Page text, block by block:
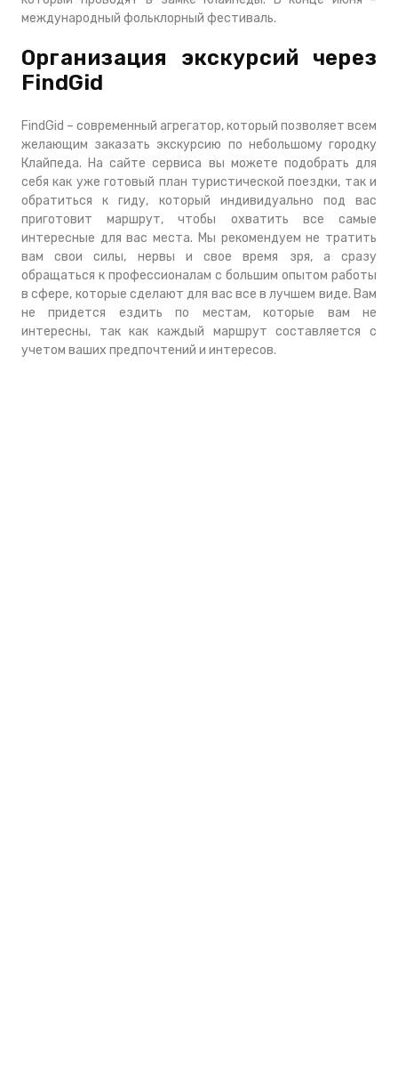
международный фольклорный фестиваль.
Организация экскурсий через
FindGid
FindGid – современный агрегатор, который позволяет всем
желающим заказать экскурсию по небольшому городку
Клайпеда. На сайте сервиса вы можете подобрать для
себя как уже готовый план туристической поездки, так и
обратиться к гиду, который индивидуально под вас
приготовит маршрут, чтобы охватить все самые
интересные для вас места. Мы рекомендуем не тратить
вам свои силы, нервы и свое время зря, а сразу
обращаться к профессионалам с большим опытом работы
в сфере, которые сделают для вас все в лучшем виде. Вам
не придется ездить по местам, которые вам не
интересны, так как каждый маршрут составляется с
учетом ваших предпочтений и интересов.